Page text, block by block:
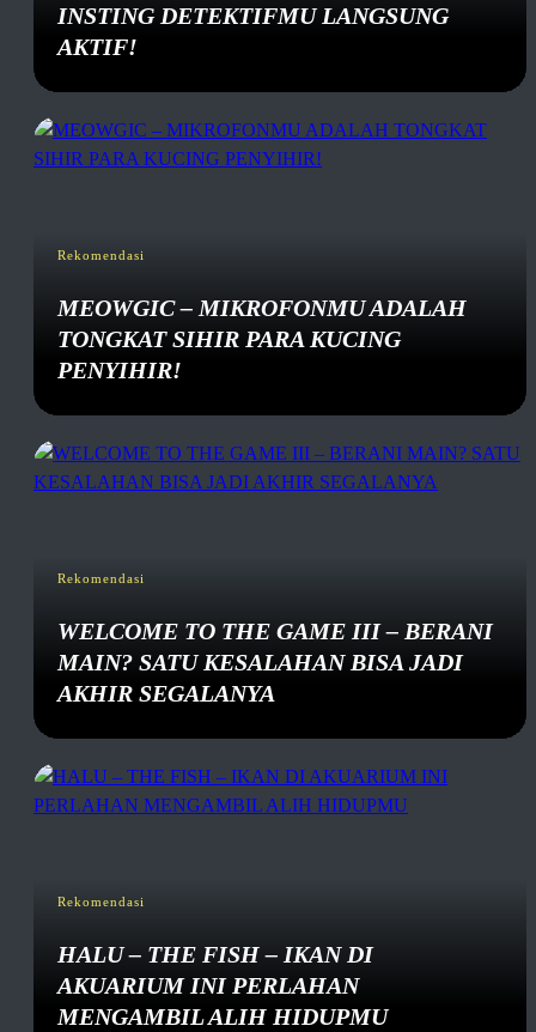
INSTING DETEKTIFMU LANGSUNG
AKTIF!
Rekomendasi
MEOWGIC – MIKROFONMU ADALAH
TONGKAT SIHIR PARA KUCING
PENYIHIR!
Rekomendasi
WELCOME TO THE GAME III – BERANI
MAIN? SATU KESALAHAN BISA JADI
AKHIR SEGALANYA
Rekomendasi
HALU – THE FISH – IKAN DI
AKUARIUM INI PERLAHAN
MENGAMBIL ALIH HIDUPMU